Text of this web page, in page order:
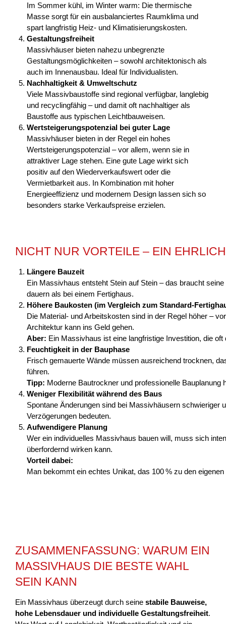
Im Sommer kühl, im Winter warm: Die thermische
Masse sorgt für ein ausbalanciertes Raumklima und
spart langfristig Heiz- und Klimatisierungskosten.
Gestaltungsfreiheit
Massivhäuser bieten nahezu unbegrenzte
Gestaltungsmöglichkeiten – sowohl architektonisch als
auch im Innenausbau. Ideal für Individualisten.
Nachhaltigkeit & Umweltschutz
Viele Massivbaustoffe sind regional verfügbar, langlebig
und recyclingfähig – und damit oft nachhaltiger als
Baustoffe aus typischen Leichtbauweisen.
Wertsteigerungspotenzial bei guter Lage
Massivhäuser bieten in der Regel ein hohes
Wertsteigerungspotenzial – vor allem, wenn sie in
attraktiver Lage stehen. Eine gute Lage wirkt sich
positiv auf den Wiederverkaufswert oder die
Vermietbarkeit aus. In Kombination mit hoher
Energieeffizienz und modernem Design lassen sich so
besonders starke Verkaufspreise erzielen.
NICHT NUR VORTEILE – EIN
Längere Bauzeit
Ein Massivhaus entsteht Stein auf Stein – das braucht
dauern als bei einem Fertighaus.
Höhere Baukosten (im Vergleich zum Standard-
Die Material- und Arbeitskosten sind in der Regel höher –
Architektur kann ins Geld gehen.
Aber: Ein Massivhaus ist eine langfristige Investition, die
Feuchtigkeit in der Bauphase
Frisch gemauerte Wände müssen ausreichend trocknen,
führen.
Tipp: Moderne Bautrockner und professionelle Bauplanung
Weniger Flexibilität während des Baus
Spontane Änderungen sind bei Massivhäusern
Verzögerungen bedeuten.
Aufwendigere Planung
Wer ein individuelles Massivhaus bauen will, muss sich
überfordernd wirken kann.
Vorteil dabei:
Man bekommt ein echtes Unikat, das 100 % zu den
ZUSAMMENFASSUNG: WARUM EIN
MASSIVHAUS DIE BESTE WAHL
SEIN KANN
Ein Massivhaus überzeugt durch seine stabile Bauweise,
hohe Lebensdauer und individuelle Gestaltungsfreiheit.